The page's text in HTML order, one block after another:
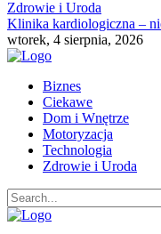
Zdrowie i Uroda
Klinika kardiologiczna –
wtorek, 4 sierpnia, 2026
Biznes
Ciekawe
Dom i Wnętrze
Motoryzacja
Technologia
Zdrowie i Uroda